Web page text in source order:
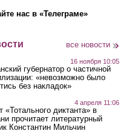
нас в «Телеграме»
все новости
16 ноября 10:05
губернатор о частичной
«невозможно было
без накладок»
4 апреля 11:06
«Тотального диктанта» в
прочитает литературный
Константин Мильчин